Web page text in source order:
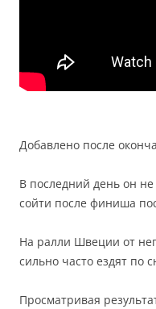
Добавлено после
В последний день он
сойти после финиша
На ралли Швеции от
сильно часто ездят по
Просматривая